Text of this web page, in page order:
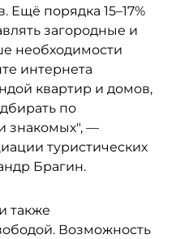
Ещё порядка 15–17%
загородные и
необходимости
интернета
квартир и домов,
по
знакомых", —
туристических
Брагин.
также
Возможность